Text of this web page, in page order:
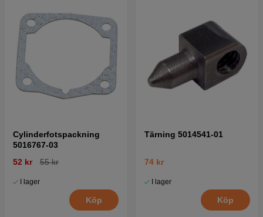
Cylinderfotspackning
5016767-03
52 kr
55 kr
I lager
Köp
Tärning 5014541-01
74 kr
I lager
Köp